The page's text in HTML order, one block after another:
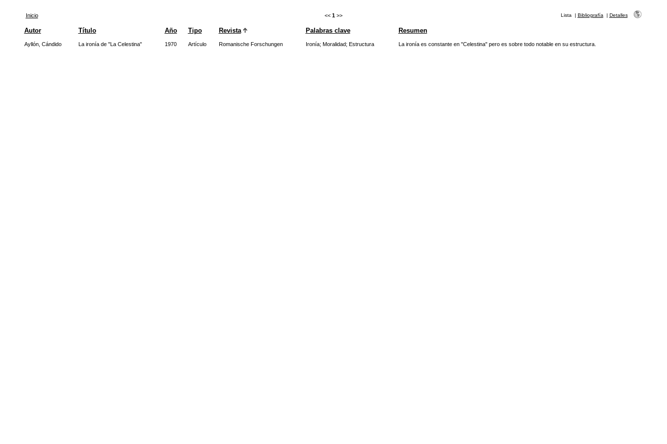
Inicio << 1 >> Lista | Bibliografía | Detalles
Autor Título Año Tipo Revista Palabras clave Resumen
Ayllón, Cándido La ironía de "La Celestina" 1970 Artículo Romanische Forschungen Ironía; Moralidad; Estructura La ironía es constante en "Celestina" pero es sobre todo notable en su estructura.